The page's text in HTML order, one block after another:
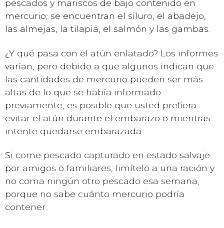
pescados y mariscos de bajo contenido en
mercurio, se encuentran el siluro, el abadejo,
las almejas, la tilapia, el salmón y las gambas.
¿Y qué pasa con el atún enlatado? Los informes
varían, pero debido a que algunos indican que
las cantidades de mercurio pueden ser más
altas de lo que se había informado
previamente, es posible que usted prefiera
evitar el atún durante el embarazo o mientras
intente quedarse embarazada.
Si come pescado capturado en estado salvaje
por amigos o familiares, limítelo a una ración y
no coma ningún otro pescado esa semana,
porque no sabe cuánto mercurio podría
contener.